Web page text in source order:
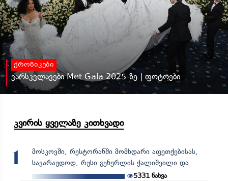
ქრონიკები
ვარსკვლავები Met Gala 2025-ზე | ფოტოები
კვირის ყველაზე კითხვადი
1
მოსკოვში, რესტორანში მომხდარი აფეთქებისას,
სავარაუდოდ, რუსი გენერლის ქალიშვილი და...
5331 ნახვა